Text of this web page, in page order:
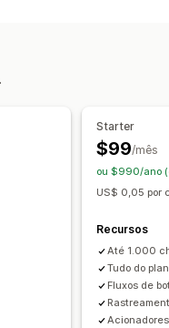
Análise do agente
na entrega
rápidas
frete
de produto
juntos
Pacotes
níveis
Starter
$99/mês
ou $990/ano
US$ 0,05 por
Recursos
Até 1.000
Tudo do
Fluxos de